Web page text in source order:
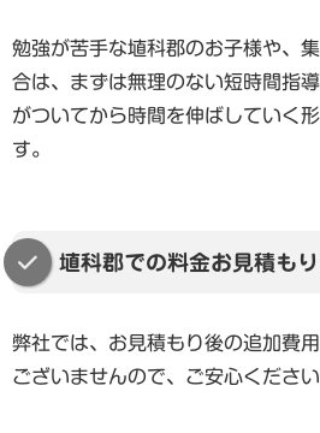
勉強が苦手な埴科郡のお子様や、
合は、まずは無理のない短時間指
がついてから時間を伸ばしていく
す。
埴科郡での料金お見積も
弊社では、お見積もり後の追加費
ございませんので、ご安心ください